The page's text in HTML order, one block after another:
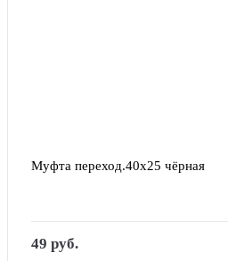
Муфта переход.40х25 чёрная
49 руб.